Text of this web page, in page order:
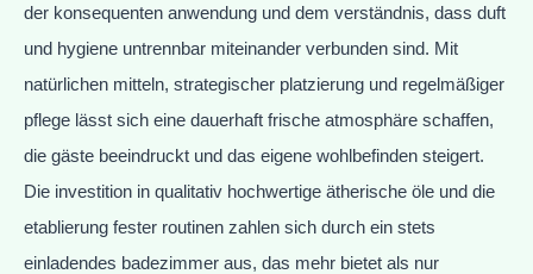
der konsequenten anwendung und dem verständnis, dass duft
und hygiene untrennbar miteinander verbunden sind. Mit
natürlichen mitteln, strategischer platzierung und regelmäßiger
pflege lässt sich eine dauerhaft frische atmosphäre schaffen,
die gäste beeindruckt und das eigene wohlbefinden steigert.
Die investition in qualitativ hochwertige ätherische öle und die
etablierung fester routinen zahlen sich durch ein stets
einladendes badezimmer aus, das mehr bietet als nur